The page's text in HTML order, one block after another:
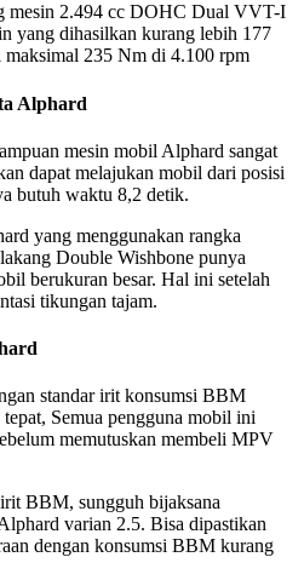
mesin 2.494 cc DOHC Dual VVT-I
yang dihasilkan kurang lebih 177
235 Nm di 4.100 rpm
Alphard
mesin mobil Alphard sangat
dapat melajukan mobil dari posisi
butuh waktu 8,2 detik.
yang menggunakan rangka
Double Wishbone punya
berukuran besar. Hal ini setelah
tikungan tajam.
standar irit konsumsi BBM
Semua pengguna mobil ini
memutuskan membeli MPV
BBM, sungguh bijaksana
varian 2.5. Bisa dipastikan
dengan konsumsi BBM kurang